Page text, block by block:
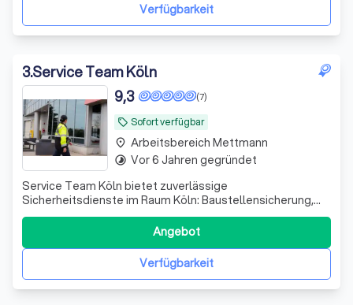
Verfügbarkeit
3.Service Team Köln
local_offer Sofort verfügbar
(7)
9,3
Service Team Köln bietet zuverlässige
Sicherheitsdienste im Raum Köln: Baustellensicherung,
Objektüberwachung, Kontrollen und Revierdienst. Flexibel,
schnell einsatzbereit und 24/7 verfügbar.
Verfügbarkeit
Angebot
place Arbeitsbereich Mettmann
timelapse Vor 6 Jahren gegründet